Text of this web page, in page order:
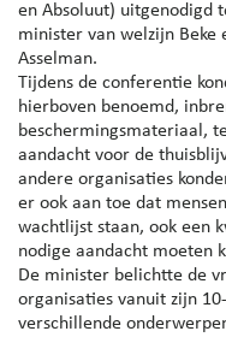
en Absoluut) uitgenodigd
minister van welzijn Beke
Asselman.
Tijdens de conferentie
hierboven benoemd,
beschermingsmateriaal,
aandacht voor de
andere organisaties
er ook aan toe dat
wachtlijst staan, ook een
nodige aandacht moeten
De minister belichtte de
organisaties vanuit zijn
verschillende